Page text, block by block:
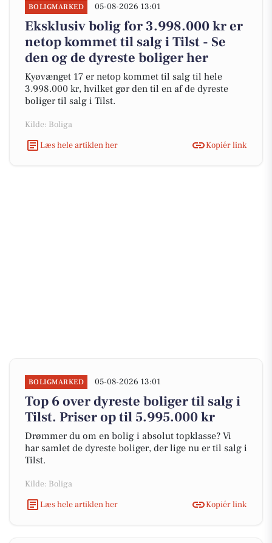
BOLIGMARKED 05-08-2026 13:01
Eksklusiv bolig for 3.998.000 kr er
netop kommet til salg i Tilst - Se
den og de dyreste boliger her
Kyøvænget 17 er netop kommet til salg til hele
3.998.000 kr, hvilket gør den til en af de dyreste
boliger til salg i Tilst.
Kilde: Boliga
Læs hele artiklen her
Kopiér link
BOLIGMARKED 05-08-2026 13:01
Top 6 over dyreste boliger til salg i
Tilst. Priser op til 5.995.000 kr
Drømmer du om en bolig i absolut topklasse? Vi
har samlet de dyreste boliger, der lige nu er til salg i
Tilst.
Kilde: Boliga
Læs hele artiklen her
Kopiér link